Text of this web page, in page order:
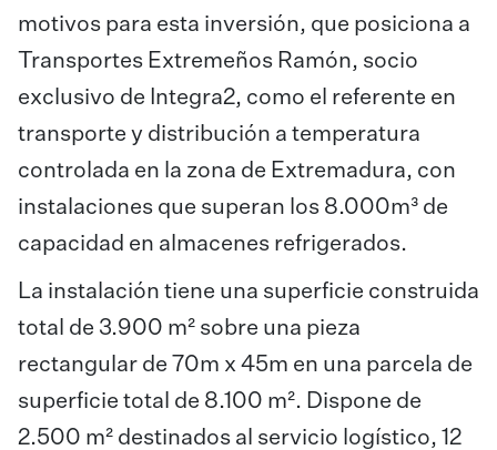
motivos para esta inversión, que posiciona a
Transportes Extremeños Ramón, socio
exclusivo de Integra2, como el referente en
transporte y distribución a temperatura
controlada en la zona de Extremadura, con
instalaciones que superan los 8.000m³ de
capacidad en almacenes refrigerados.
La instalación tiene una superficie construida
total de 3.900 m² sobre una pieza
rectangular de 70m x 45m en una parcela de
superficie total de 8.100 m². Dispone de
2.500 m² destinados al servicio logístico, 12